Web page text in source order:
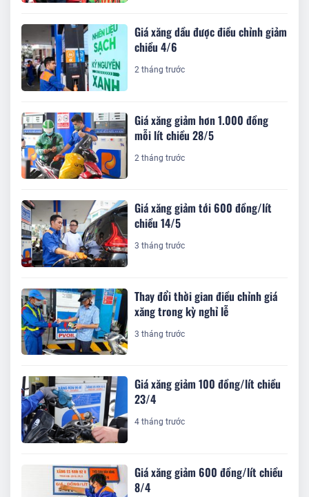
Giá xăng dầu được điều chỉnh giảm
chiều 4/6
2 tháng trước
Giá xăng giảm hơn 1.000 đồng
mỗi lít chiều 28/5
2 tháng trước
Giá xăng giảm tới 600 đồng/lít
chiều 14/5
3 tháng trước
Thay đổi thời gian điều chỉnh giá
xăng trong kỳ nghỉ lễ
3 tháng trước
Giá xăng giảm 100 đồng/lít chiều
23/4
4 tháng trước
Giá xăng giảm 600 đồng/lít chiều
8/4